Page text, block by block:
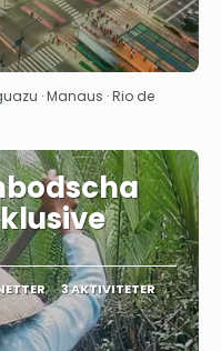
· Manaus · Rio de
3 AKTIVITETER